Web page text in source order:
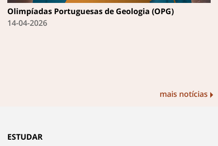
Olimpíadas Portuguesas de Geologia (OPG)
14-04-2026
mais notícias
ESTUDAR